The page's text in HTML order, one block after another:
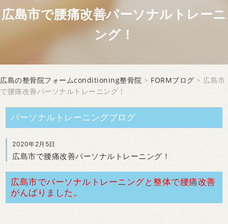
広島市で腰痛改善パーソナルトレーニ
ング！
広島の整骨院フォームconditioning整骨院 > FORMブログ > 広島市
で腰痛改善パーソナルトレーニング！
パーソナルトレーニングブログ
2020年2月5日
広島市で腰痛改善パーソナルトレーニング！
広島市でパーソナルトレーニングと整体で腰痛改善
がんばりました。